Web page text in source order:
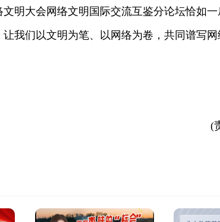
明大会网络文明国际交流互鉴分论坛恰如一
我们以文明为笔、以网络为卷，共同谱写
(